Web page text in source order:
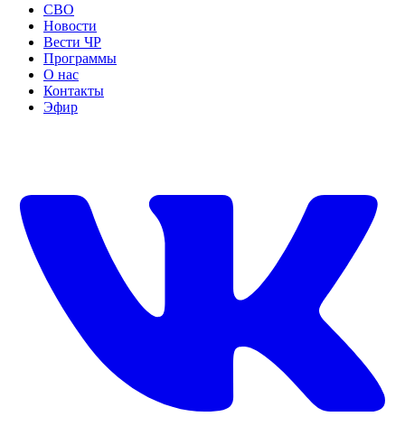
СВО
Новости
Вести ЧР
Программы
О нас
Контакты
Эфир